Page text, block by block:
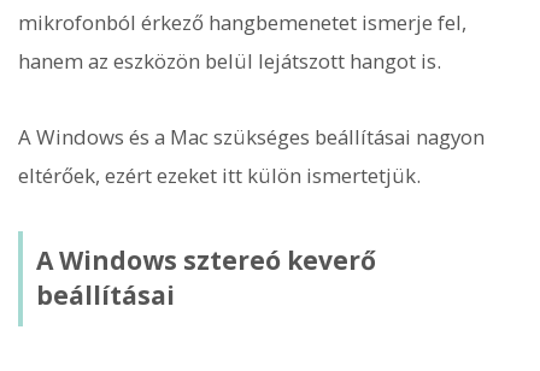
mikrofonból érkező hangbemenetet ismerje fel,
hanem az eszközön belül lejátszott hangot is.
A Windows és a Mac szükséges beállításai nagyon
eltérőek, ezért ezeket itt külön ismertetjük.
A Windows sztereó keverő
beállításai